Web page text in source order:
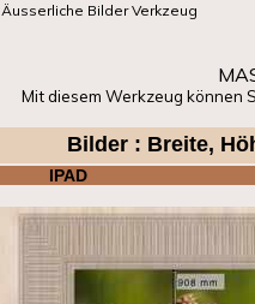
Äusserliche Bilder Verkzeug
Mit diesem Werkzeug können
Bilder : Breite,
IPAD